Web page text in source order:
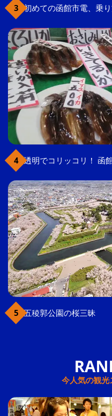
初めての函館市電、乗
透明でコリッコリ！ 函
五稜郭公園の桜三昧
今人気の観